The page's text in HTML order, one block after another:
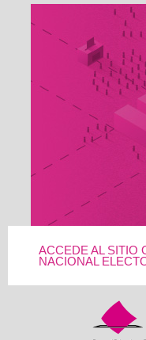
ACCEDE AL SITIO
NACIONAL